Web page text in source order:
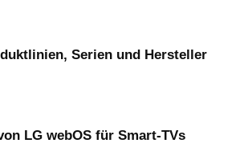
Serien und Hersteller
LG webOS für Smart-TVs